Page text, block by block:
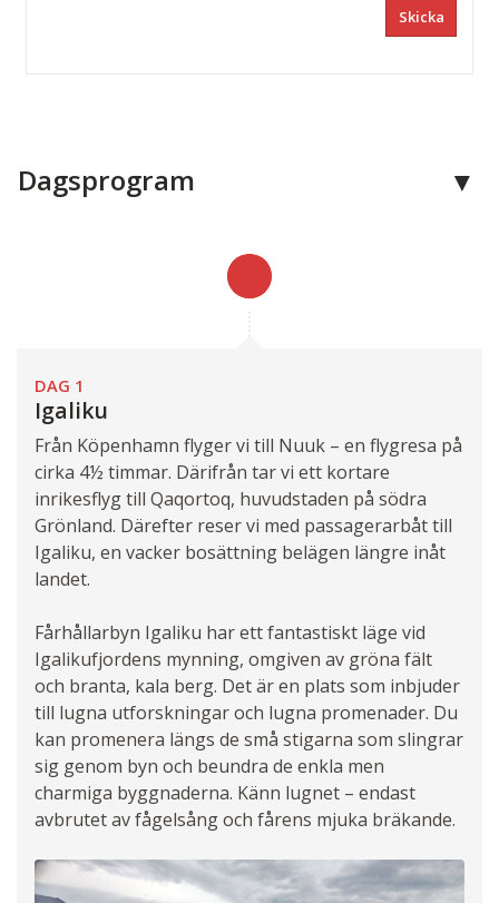
Dagsprogram
DAG 1
Igaliku
Från Köpenhamn flyger vi till Nuuk – en flygresa på
cirka 4½ timmar. Därifrån tar vi ett kortare
inrikesflyg till Qaqortoq, huvudstaden på södra
Grönland. Därefter reser vi med passagerarbåt till
Igaliku, en vacker bosättning belägen längre inåt
landet.
Fårhållarbyn Igaliku har ett fantastiskt läge vid
Igalikufjordens mynning, omgiven av gröna fält
och branta, kala berg. Det är en plats som inbjuder
till lugna utforskningar och lugna promenader. Du
kan promenera längs de små stigarna som slingrar
sig genom byn och beundra de enkla men
charmiga byggnaderna. Känn lugnet – endast
avbrutet av fågelsång och fårens mjuka bräkande.